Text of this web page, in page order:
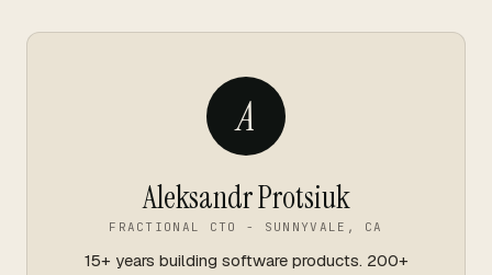
A
Aleksandr Protsiuk
FRACTIONAL CTO - SUNNYVALE, CA
15+ years building software products. 200+